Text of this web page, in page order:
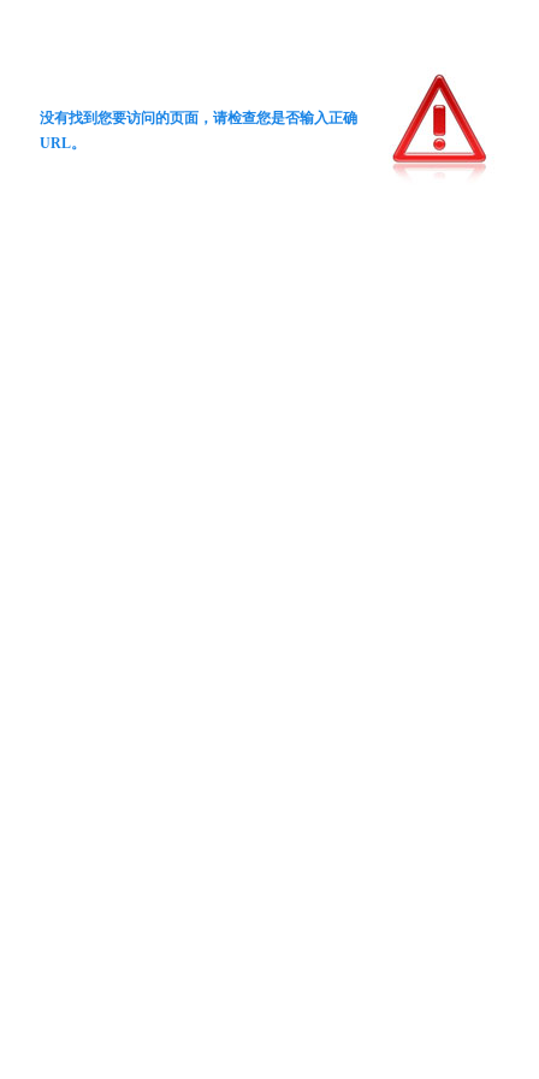
没有找到您要访问的页面，请检查您是否输入正确
URL。